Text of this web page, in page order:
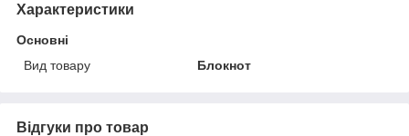
Характеристики
Основні
Вид товару
Блокнот
Відгуки про товар